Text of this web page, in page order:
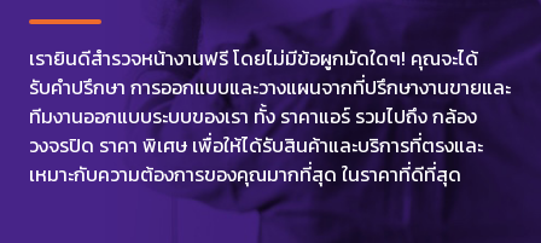
เรายินดีสำรวจหน้างานฟรี โดยไม่มีข้อผูกมัดใดๆ! คุณจะได้
รับคำปรึกษา การออกแบบและวางแผนจากที่ปรึกษางานขายและ
ทีมงานออกแบบระบบของเรา ทั้ง ราคาแอร์ รวมไปถึง กล้อง
วงจรปิด ราคา พิเศษ เพื่อให้ได้รับสินค้าและบริการที่ตรงและ
เหมาะกับความต้องการของคุณมากที่สุด ในราคาที่ดีที่สุด